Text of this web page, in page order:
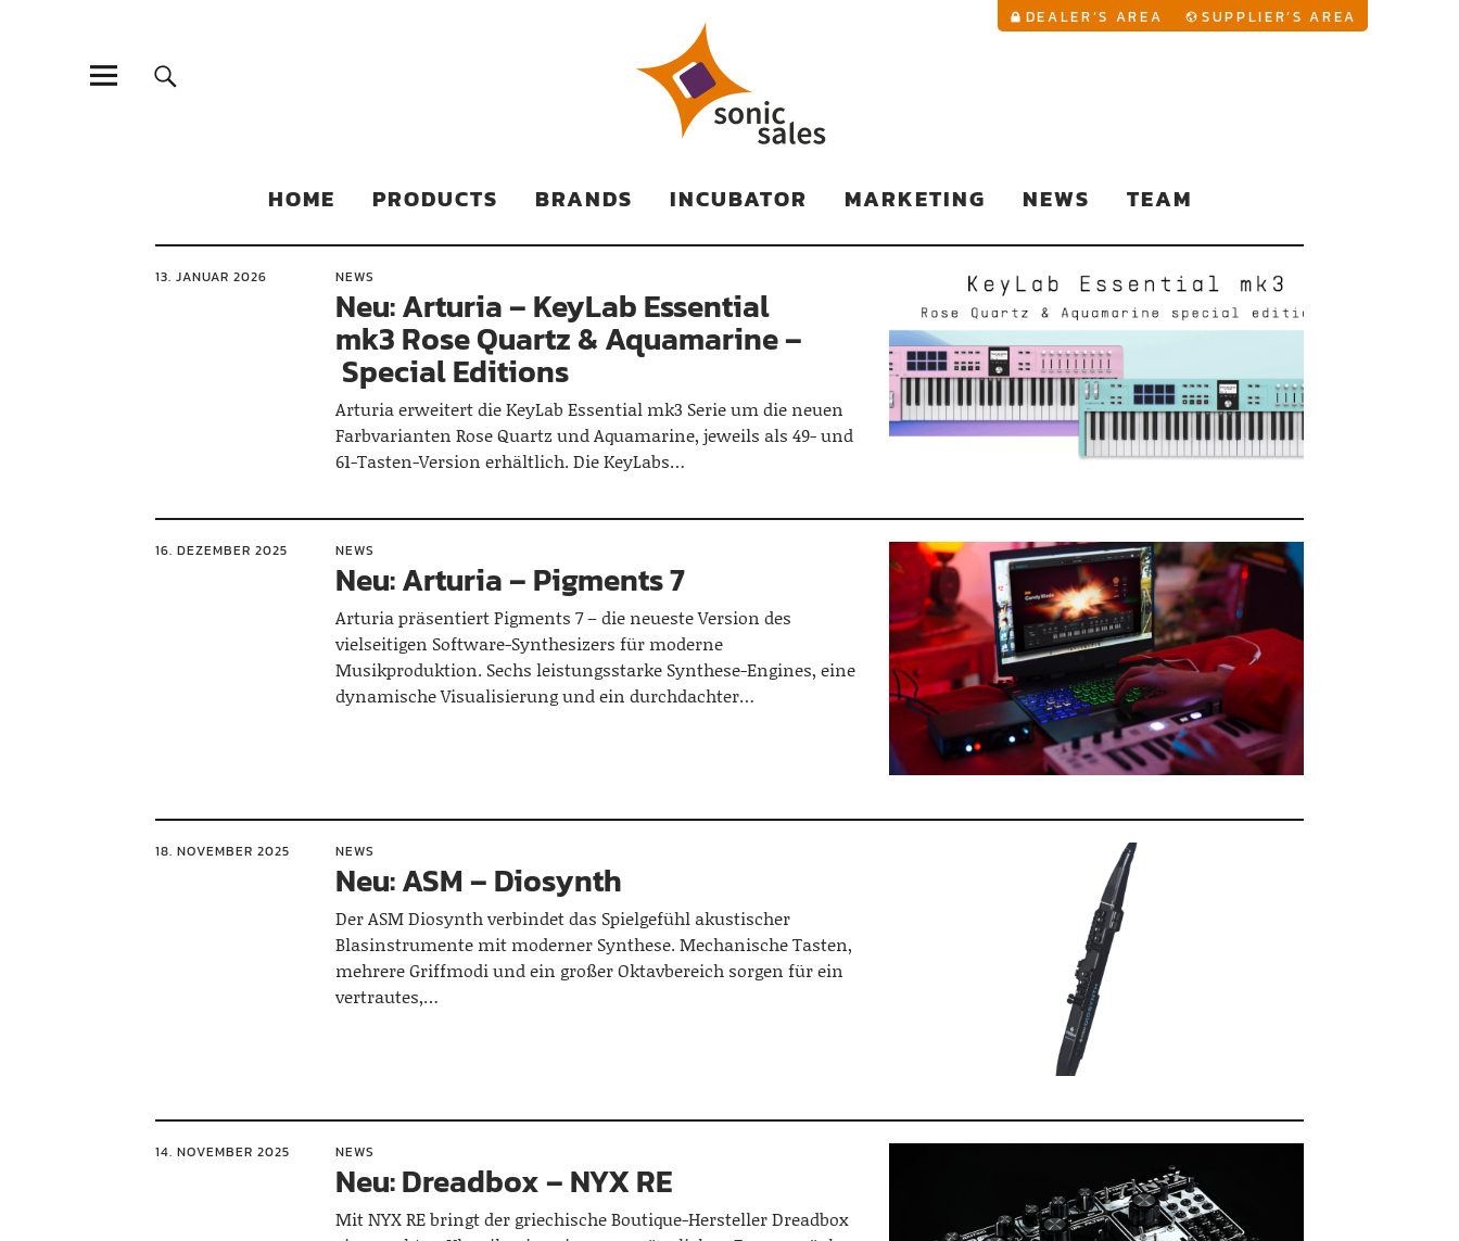
Sonic Sales
DEALER’S AREA SUPPLIER’S AREA
HOME PRODUCTS BRANDS INCUBATOR MARKETING NEWS TEAM
13. JANUAR 2026 NEWS
Neu: Arturia – KeyLab Essential
mk3 Rose Quartz & Aquamarine –
Special Editions
Arturia erweitert die KeyLab Essential mk3 Serie um die neuen
Farbvarianten Rose Quartz und Aquamarine, jeweils als 49- und
61-Tasten-Version erhältlich. Die KeyLabs…
16. DEZEMBER 2025 NEWS
Neu: Arturia – Pigments 7
Arturia präsentiert Pigments 7 – die neueste Version des
vielseitigen Software-Synthesizers für moderne
Musikproduktion. Sechs leistungsstarke Synthese-Engines, eine
dynamische Visualisierung und ein durchdachter…
18. NOVEMBER 2025 NEWS
Neu: ASM – Diosynth
Der ASM Diosynth verbindet das Spielgefühl akustischer
Blasinstrumente mit moderner Synthese. Mechanische Tasten,
mehrere Griffmodi und ein großer Oktavbereich sorgen für ein
vertrautes,…
14. NOVEMBER 2025 NEWS
Neu: Dreadbox – NYX RE
Mit NYX RE bringt der griechische Boutique-Hersteller Dreadbox